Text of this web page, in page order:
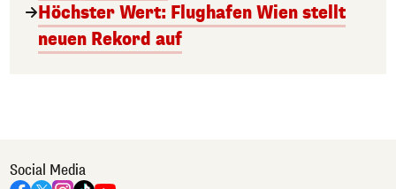
Höchster Wert: Flughafen Wien stellt
neuen Rekord auf
Social Media